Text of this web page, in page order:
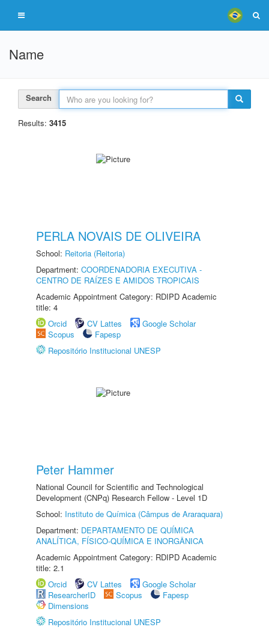
Name
Search
Results: 3415
PERLA NOVAIS DE OLIVEIRA
School: Reitoria (Reitoria)
Department: COORDENADORIA EXECUTIVA -
CENTRO DE RAÍZES E AMIDOS TROPICAIS
Academic Appointment Category: RDIPD Academic
title: 4
Orcid
CV Lattes
Google Scholar
Scopus
Fapesp
Repositório Institucional UNESP
Peter Hammer
National Council for Scientific and Technological
Development (CNPq) Research Fellow - Level 1D
School: Instituto de Química (Câmpus de Araraquara)
Department: DEPARTAMENTO DE QUÍMICA
ANALÍTICA, FÍSICO-QUÍMICA E INORGÂNICA
Academic Appointment Category: RDIPD Academic
title: 2.1
Orcid
CV Lattes
Google Scholar
ResearcherID
Scopus
Fapesp
Dimensions
Repositório Institucional UNESP